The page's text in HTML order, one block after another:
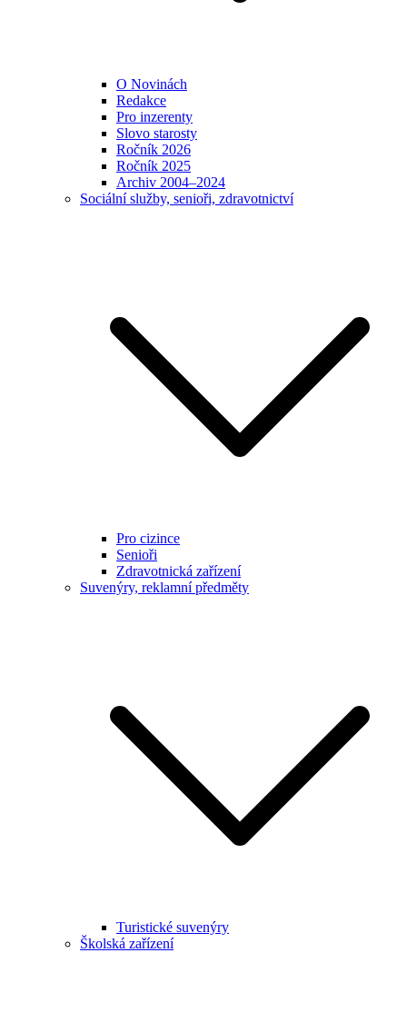
O Novinách
Redakce
Pro inzerenty
Slovo starosty
Ročník 2026
Ročník 2025
Archiv 2004–2024
Sociální služby, senioři, zdravotnictví
Pro cizince
Senioři
Zdravotnická zařízení
Suvenýry, reklamní předměty
Turistické suvenýry
Školská zařízení